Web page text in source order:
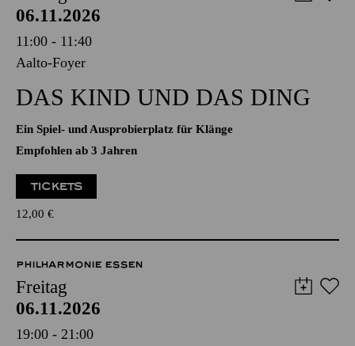
AALTO MUSIKTHEATER
Freitag
06.11.2026
11:00 - 11:40
DAS KIND UND DAS DING
Ein Spiel- und Ausprobierplatz für Klänge
Empfohlen ab 3 Jahren
12,00€
PHILHARMONIE ESSEN
Freitag